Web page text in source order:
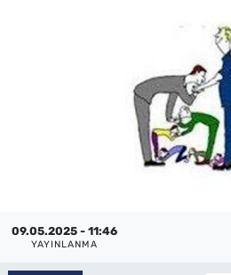
09.05.2025 - 11:46
YAYINLANMA